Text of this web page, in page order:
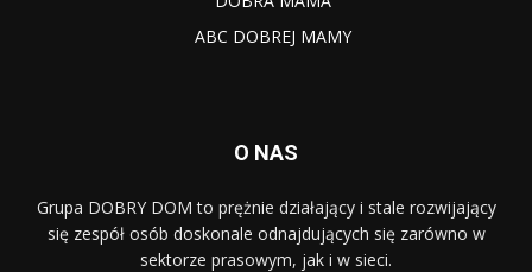
ABC DOBREJ MAMY
O NAS
Grupa DOBRY DOM to prężnie działający i stale rozwijający
się zespół osób doskonale odnajdujących się zarówno w
sektorze prasowym, jak i w sieci.